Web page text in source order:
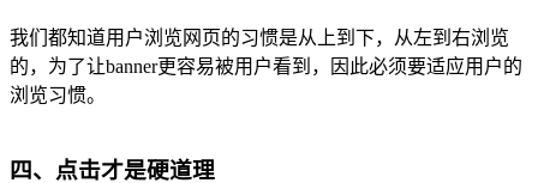
我们都知道用户浏览网页的习惯是从上到下，从左到右浏览
的，为了让banner更容易被用户看到，因此必须要适应用户的
浏览习惯。
四、点击才是硬道理